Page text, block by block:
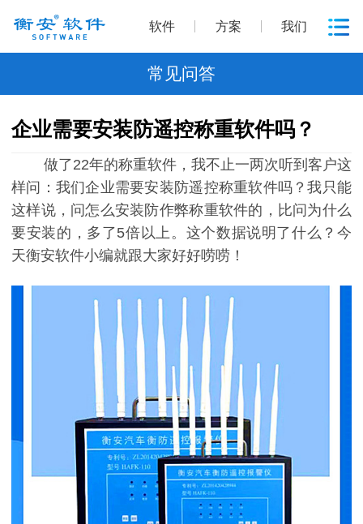
软件 方案 我们
常见问答
企业需要安装防遥控称重软件吗？
做了22年的称重软件，我不止一两次听到客户这
样问：我们企业需要安装防遥控称重软件吗？我只能
这样说，问怎么安装防作弊称重软件的，比问为什么
要安装的，多了5倍以上。这个数据说明了什么？今
天衡安软件小编就跟大家好好唠唠！